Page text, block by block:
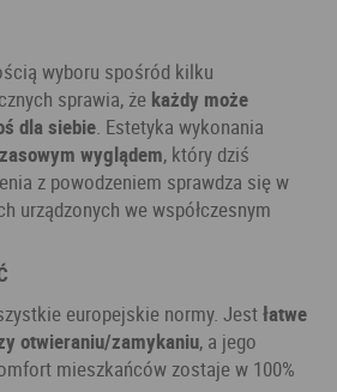
wyboru spośród kilku
sprawia, że każdy może
dla siebie. Estetyka wykonania
wyglądem, który dziś
z powodzeniem sprawdza się w
urządzonych we współczesnym
europejskie normy. Jestłatwe
otwieraniu/zamykaniu, a jego
mieszkańców zostaje w 100%